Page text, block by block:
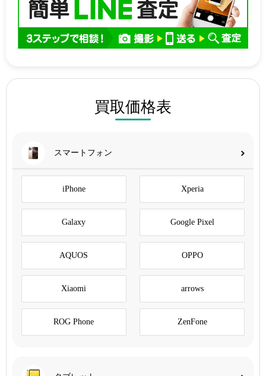
買取価格表
スマートフォン
iPhone Xperia
Galaxy Google Pixel
AQUOS OPPO
Xiaomi arrows
ROG Phone ZenFone